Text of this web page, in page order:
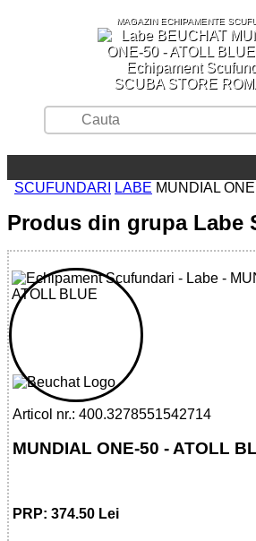
MAGAZIN ECHIPAMENTE
SCUBA STORE
SCUFUNDARI LABE MUNDIAL
Produs din grupa Labe
32785515427 - MUNDIAL ONE - 50 -
Articol nr.: 400.3278551542714
MUNDIAL ONE-50 - ATOLL
PRP: 374.50 Lei